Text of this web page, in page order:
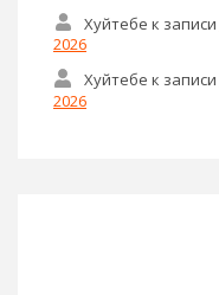
Хуйтебе к записи
2026
Хуйтебе к записи
2026